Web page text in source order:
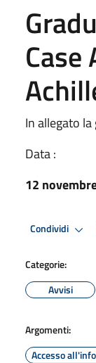
In allegato
Data :
12
Condividi
Categorie:
Avvisi
Argomenti:
Accesso